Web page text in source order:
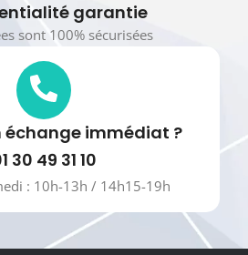
garantie
sont 100% sécurisées
échange immédiat ?
30 49 31 10
: 10h-13h / 14h15-19h